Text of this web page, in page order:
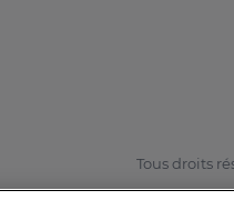
Tous droits